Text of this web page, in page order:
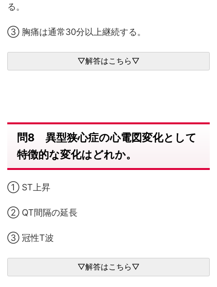
る。
③ 胸痛は通常30分以上継続する。
問8 異型狭心症の心電図変化として
特徴的な変化はどれか。
① ST上昇
② QT間隔の延長
③ 冠性T波